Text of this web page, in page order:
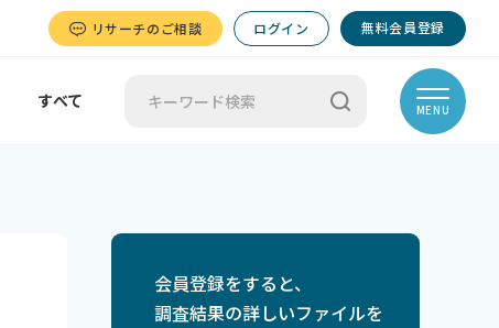
リサーチのご相談 ログイン 無料会員登録
すべて MENU
会員登録をすると、
調査結果の詳しいファイルを